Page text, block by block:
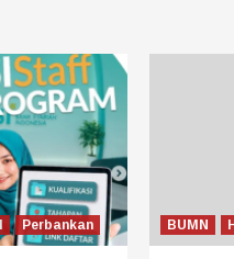
Perbankan BUMN